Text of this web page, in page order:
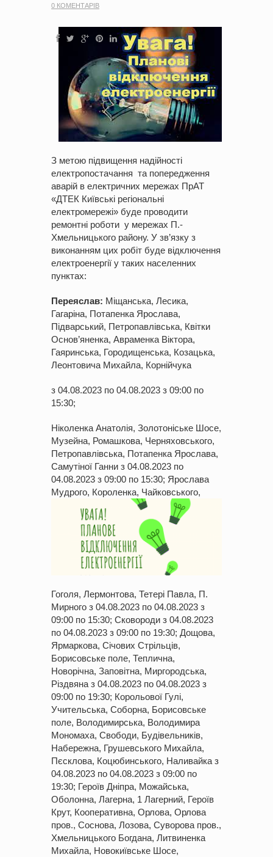
0 КОМЕНТАРІВ
З метою підвищення надійності
електропостачання та попередження
аварій в електричних мережах ПрАТ
«ДТЕК Київські регіональні
електромережі» буде проводити
ремонтні роботи у мережах П.-
Хмельницького району. У зв’язку з
виконанням цих робіт буде відключення
електроенергії у таких населенних
пунктах:
Переяслав: Міщанська, Лесика,
Гагаріна, Потапенка Ярослава,
Підварський, Петропавлівська, Квітки
Основ’яненка, Авраменка Віктора,
Гаяринська, Городищенська, Козацька,
Леонтовича Михайла, Корнійчука
з 04.08.2023 по 04.08.2023 з 09:00 по
15:30;
Ніколенка Анатолія, Золотоніське Шосе,
Музейна, Ромашкова, Черняховського,
Петропавлівська, Потапенка Ярослава,
Самутіної Ганни з 04.08.2023 по
04.08.2023 з 09:00 по 15:30; Ярослава
Мудрого, Короленка, Чайковського,
Гоголя, Лермонтова, Тетері Павла, П.
Мирного з 04.08.2023 по 04.08.2023 з
09:00 по 15:30; Сковороди з 04.08.2023
по 04.08.2023 з 09:00 по 19:30; Дощова,
Ярмаркова, Січових Стрільців,
Борисовське поле, Теплична,
Новорічна, Заповітна, Миргородська,
Різдвяна з 04.08.2023 по 04.08.2023 з
09:00 по 19:30; Корольової Гулі,
Учительська, Соборна, Борисовське
поле, Володимирська, Володимира
Мономаха, Свободи, Будівельників,
Набережна, Грушевського Михайла,
Пєсклова, Коцюбинського, Наливайка з
04.08.2023 по 04.08.2023 з 09:00 по
19:30; Героїв Дніпра, Можайська,
Оболонна, Лагерна, 1 Лагерний, Героїв
Крут, Кооперативна, Орлова, Орлова
пров., Соснова, Лозова, Суворова пров.,
Хмельницького Богдана, Литвиненка
Михайла, Новокиївське Шосе,